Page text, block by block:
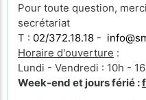
Pour toute question,
secrétariat
T : 02/372.18.18 -
Horaire d'ouverture :
Lundi - Vendredi : 10h -
Week-end et jours férié :